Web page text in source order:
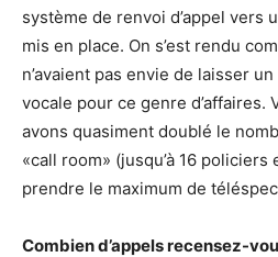
système de renvoi d’appel vers
mis en place. On s’est rendu
n’avaient pas envie de laisser
vocale pour ce genre d’affaires.
avons quasiment doublé le
«call room» (jusqu’à 16
prendre le maximum de
Combien d’appels recensez-